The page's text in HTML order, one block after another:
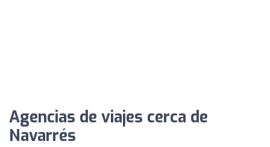
Agencias de viajes cerca de
Navarrés